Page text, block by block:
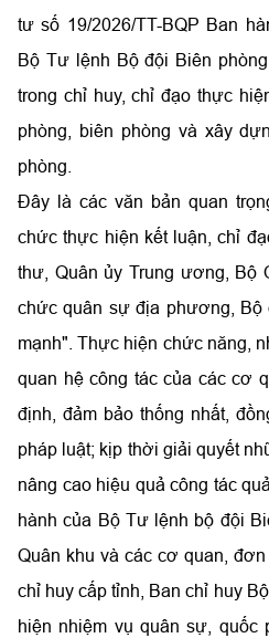
tư số 19/2026/TT-BQP Ban
Bộ Tư lệnh Bộ đội Biên
trong chỉ huy, chỉ đạo thực
phòng, biên phòng và xây
phòng.
Đây là các văn bản quan
chức thực hiện kết luận, chỉ
thư, Quân ủy Trung ương, Bộ
chức quân sự địa phương, Bộ
mạnh". Thực hiện chức năng,
quan hệ công tác của các cơ
định, đảm bảo thống nhất,
pháp luật; kịp thời giải quyết
nâng cao hiệu quả công tác
hành của Bộ Tư lệnh bộ đội
Quân khu và các cơ quan,
chỉ huy cấp tỉnh, Ban chỉ huy
hiện nhiệm vụ quân sự, quốc